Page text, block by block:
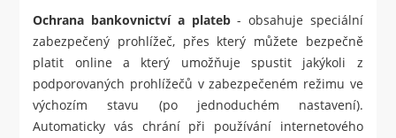
Ochrana bankovnictví a plateb- obsahuje speciální
zabezpečený prohlížeč, přes který můžete bezpečně
platit online a který umožňuje spustit jakýkoli z
podporovaných prohlížečů v zabezpečeném režimu ve
výchozím stavu (po jednoduchém nastavení).
Automaticky vás chrání při používání internetového